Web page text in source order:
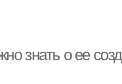
знать о ее